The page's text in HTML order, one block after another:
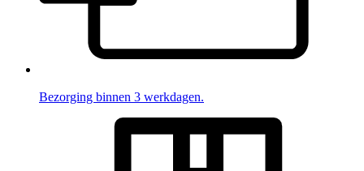
Bezorging binnen 3 werkdagen.